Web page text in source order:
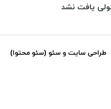
یافت نشد
طراحی سایت و سئو (سئو محتوا)